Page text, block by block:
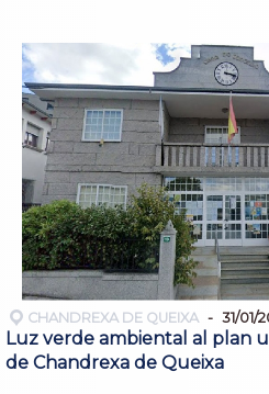
CHANDREXA DE QUEIXA 31/01/
Luz verde ambiental al plan
de Chandrexa de Queixa